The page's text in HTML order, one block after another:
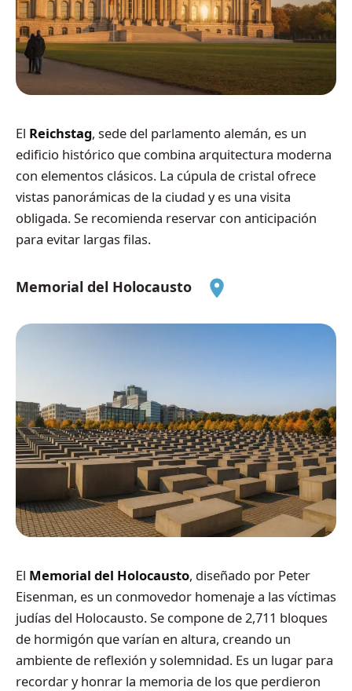
El Reichstag, sede del parlamento alemán, es un
edificio histórico que combina arquitectura moderna
con elementos clásicos. La cúpula de cristal ofrece
vistas panorámicas de la ciudad y es una visita
obligada. Se recomienda reservar con anticipación
para evitar largas filas.
Memorial del Holocausto
El Memorial del Holocausto, diseñado por Peter
Eisenman, es un conmovedor homenaje a las víctimas
judías del Holocausto. Se compone de 2,711 bloques
de hormigón que varían en altura, creando un
ambiente de reflexión y solemnidad. Es un lugar para
recordar y honrar la memoria de los que perdieron